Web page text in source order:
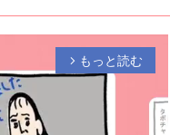
arrow_forward_ios もっと読む